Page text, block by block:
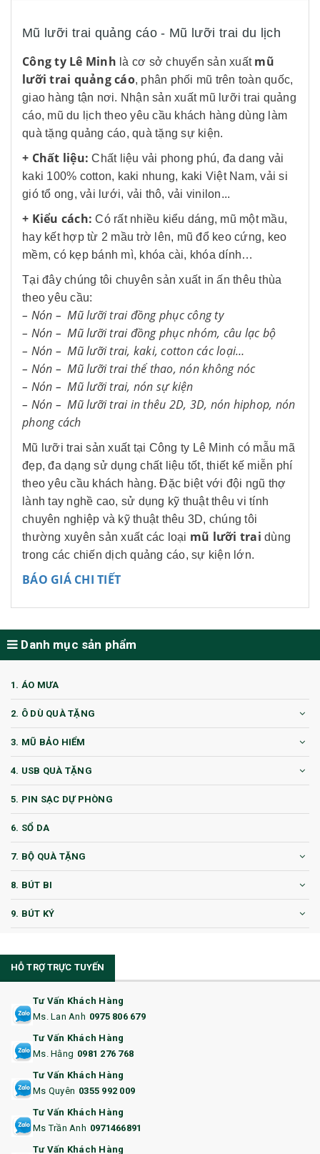
Mũ lưỡi trai quảng cáo - Mũ lưỡi trai du lịch
Công ty Lê Minh là cơ sở chuyển sản xuất mũ
lưỡi trai quảng cáo, phân phối mũ trên toàn quốc,
giao hàng tận nơi. Nhận sản xuất mũ lưỡi trai quảng
cáo, mũ du lịch theo yêu cầu khách hàng dùng làm
quà tặng quảng cáo, quà tặng sự kiện.
+ Chất liệu: Chất liệu vải phong phú, đa dang vải
kaki 100% cotton, kaki nhung, kaki Việt Nam, vải si
gió tổ ong, vải lưới, vải thô, vải vinilon...
+ Kiểu cách: Có rất nhiều kiểu dáng, mũ một mầu,
hay kết hợp từ 2 mầu trờ lên, mũ đổ keo cứng, keo
mềm, có kẹp bánh mì, khóa cài, khóa dính…
Tại đây chúng tôi chuyên sản xuất in ấn thêu thùa
theo yêu cầu:
– Nón – Mũlưỡi trai đồng phục công ty
– Nón – Mũlưỡi traiđồng phục nhóm, câu lạc bộ
– Nón – Mũlưỡi trai, kaki, cotton các loại…
– Nón – Mũlưỡi traithể thao, nón không nóc
– Nón – Mũlưỡi trai, nón sự kiện
– Nón – Mũlưỡi traiin thêu 2D, 3D, nón hiphop, nón
phong cách
Mũ lưỡi trai sản xuất tại Công ty Lê Minh có mẫu mã
đẹp, đa dạng sử dụng chất liệu tốt, thiết kế miễn phí
theo yêu cầu khách hàng. Đặc biệt với đội ngũ thợ
lành tay nghề cao, sử dụng kỹ thuật thêu vi tính
chuyên nghiệp và kỹ thuật thêu 3D, chúng tôi
thường xuyên sản xuất các loại mũ lưỡi trai dùng
trong các chiến dịch quảng cáo, sự kiện lớn.
BÁO GIÁ CHI TIẾT
Danh mục sản phẩm
1. ÁO MƯA
2. Ô DÙ QUÀ TẶNG
3. MŨ BẢO HIỂM
4. USB QUÀ TẶNG
5. PIN SẠC DỰ PHÒNG
6. SỔ DA
7. BỘ QUÀ TẶNG
8. BÚT BI
9. BÚT KÝ
11. CỐC/BÌNH GIỮ NHIỆT
12. BÌNH NƯỚC
14. HỘP/VÍ ĐỰNG NAMECARD
15. BỘ BẤM MÓNG
16. BAO HỘ CHIẾU
HỖ TRỢ TRỰC TUYẾN
Tư Vấn Khách Hàng
Ms. Lan Anh 0975 806 679
Tư Vấn Khách Hàng
Ms. Hằng 0981 276 768
Tư Vấn Khách Hàng
Ms Quyên 0355 992 009
Tư Vấn Khách Hàng
Ms Trần Anh 0971466891
Tư Vấn Khách Hàng